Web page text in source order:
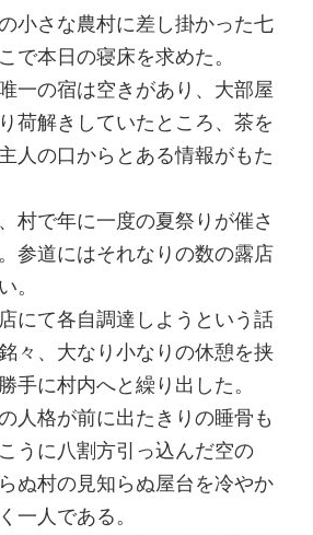
小さな農村に差し掛かった七
で本日の寝床を求めた。
一の宿は空きがあり、大部屋
荷解きしていたところ、茶を
人の口からとある情報がもた
村で年に一度の夏祭りが催さ
参道にはそれなりの数の露店
。
にて各自調達しようという話
々、大なり小なりの休憩を挟
手に村内へと繰り出した。
人格が前に出たきりの睡骨も
うに八割方引っ込んだ空の
ぬ村の見知らぬ屋台を冷やか
一人である。